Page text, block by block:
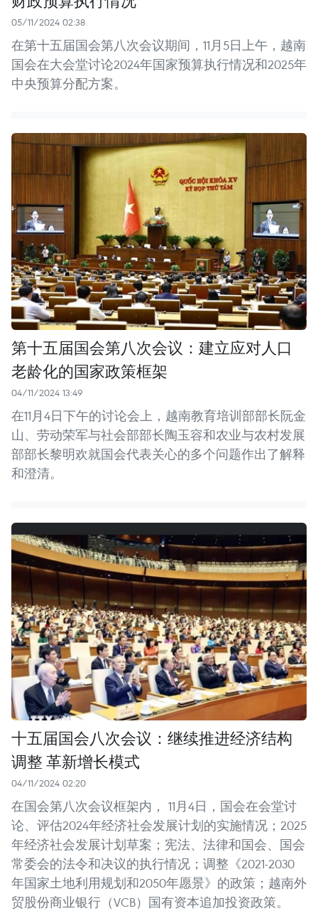
05/11/2024 02:38
在第十五届国会第八次会议期间，11月5日上午，越南
国会在大会堂讨论2024年国家预算执行情况和2025年
中央预算分配方案。
第十五届国会第八次会议：建立应对人口
老龄化的国家政策框架
04/11/2024 13:49
在11月4日下午的讨论会上，越南教育培训部部长阮金
山、劳动荣军与社会部部长陶玉容和农业与农村发展
部部长黎明欢就国会代表关心的多个问题作出了解释
和澄清。
十五届国会八次会议：继续推进经济结构
调整 革新增长模式
04/11/2024 02:20
在国会第八次会议框架内， 11月4日，国会在会堂讨
论、评估2024年经济社会发展计划的实施情况；2025
年经济社会发展计划草案；宪法、法律和国会、国会
常委会的法令和决议的执行情况；调整《2021-2030
年国家土地利用规划和2050年愿景》的政策；越南外
贸股份商业银行（VCB）国有资本追加投资政策。